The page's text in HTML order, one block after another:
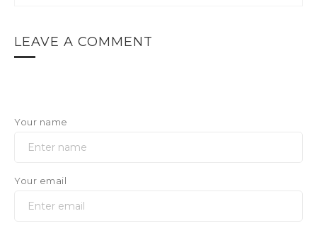
LEAVE A COMMENT
Your name
Your email